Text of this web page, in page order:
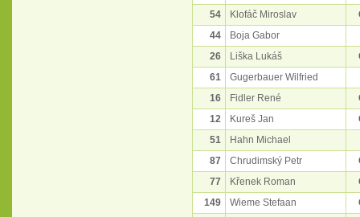
54
Klofáč Miroslav
44
Boja Gabor
26
Liška Lukáš
61
Gugerbauer Wilfried
16
Fidler René
12
Kureš Jan
51
Hahn Michael
87
Chrudimský Petr
77
Křenek Roman
149
Wieme Stefaan